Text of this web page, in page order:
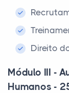
Direito
Módulo III -
Humanos -